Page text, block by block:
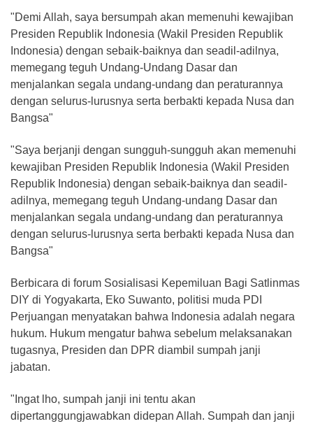
"Demi Allah, saya bersumpah akan memenuhi kewajiban
Presiden Republik Indonesia (Wakil Presiden Republik
Indonesia) dengan sebaik-baiknya dan seadil-adilnya,
memegang teguh Undang-Undang Dasar dan
menjalankan segala undang-undang dan peraturannya
dengan selurus-lurusnya serta berbakti kepada Nusa dan
Bangsa"
"Saya berjanji dengan sungguh-sungguh akan memenuhi
kewajiban Presiden Republik Indonesia (Wakil Presiden
Republik Indonesia) dengan sebaik-baiknya dan seadil-
adilnya, memegang teguh Undang-undang Dasar dan
menjalankan segala undang-undang dan peraturannya
dengan selurus-lurusnya serta berbakti kepada Nusa dan
Bangsa"
Berbicara di forum Sosialisasi Kepemiluan Bagi Satlinmas
DIY di Yogyakarta, Eko Suwanto, politisi muda PDI
Perjuangan menyatakan bahwa Indonesia adalah negara
hukum. Hukum mengatur bahwa sebelum melaksanakan
tugasnya, Presiden dan DPR diambil sumpah janji
jabatan.
"Ingat lho, sumpah janji ini tentu akan
dipertanggungjawabkan didepan Allah. Sumpah dan janji